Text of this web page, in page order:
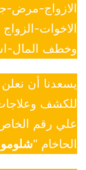
الازواج-مرض-
الاخوات-
وخطف المال-
يسعدنا أن نعلن
للكشف
علي رقم الخاص
الحاخام “شلومو